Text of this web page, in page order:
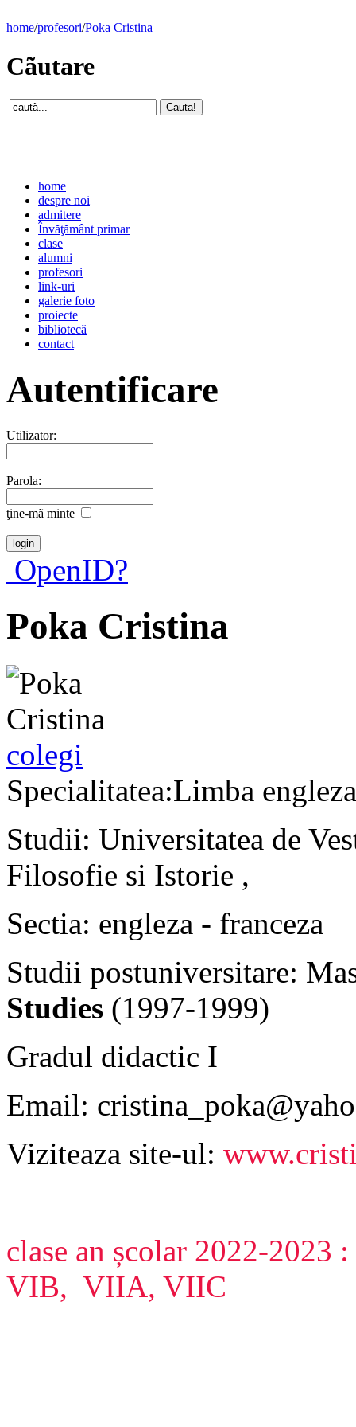
home/profesori/Poka Cristina
Cãutare
home
despre noi
admitere
Învăţământ primar
clase
alumni
profesori
link-uri
galerie foto
proiecte
bibliotecă
contact
Autentificare
Utilizator:
Parola:
ţine-mã minte
OpenID?
Poka Cristina
colegi
Specialitatea:Limba engleza
Studii: Universitatea de
Filosofie si Istorie ,
Sectia: engleza - franceza
Studii postuniversitare:
Studies (1997-1999)
Gradul didactic I
Email:
Viziteaza site-ul:
clase an școlar 2022-
VIB, VIIA, VIIC